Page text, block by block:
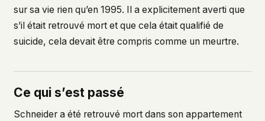
sur sa vie rien qu’en 1995. Il a explicitement averti que
s’il était retrouvé mort et que cela était qualifié de
suicide, cela devait être compris comme un meurtre.
Ce qui s’est passé
Schneider a été retrouvé mort dans son appartement